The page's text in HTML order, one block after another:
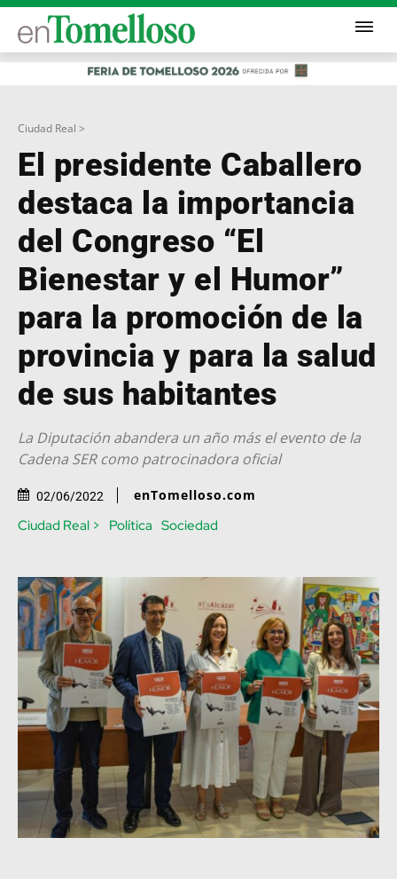
Ciudad Real >
El presidente Caballero
destaca la importancia
del Congreso “El
Bienestar y el Humor”
para la promoción de la
provincia y para la salud
de sus habitantes
La Diputación abandera un año más el evento de la
Cadena SER como patrocinadora oficial
02/06/2022 enTomelloso.com
Ciudad Real > Política Sociedad